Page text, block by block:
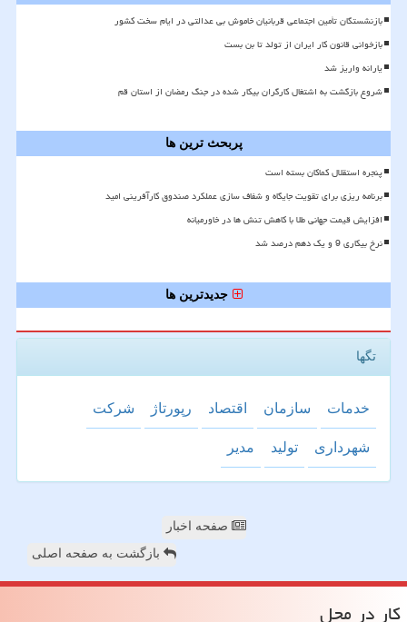
بازنشستگان تأمین اجتماعی قربانیان خاموش بی عدالتی در ایام سخت کشور
بازخوانی قانون کار ایران از تولد تا بن بست
یارانه واریز شد
شروع بازگشت به اشتغال کارگران بیکار شده در جنگ رمضان از استان قم
پربحث ترین ها
پنجره استقلال کماکان بسته است
برنامه ریزی برای تقویت جایگاه و شفاف سازی عملکرد صندوق کارآفرینی امید
افزایش قیمت جهانی طلا با کاهش تنش ها در خاورمیانه
نرخ بیکاری 9 و یک دهم درصد شد
جدیدترین ها
تگها
خدمات سازمان اقتصاد رپورتاژ شركت
شهرداری تولید مدیر
صفحه اخبار
بازگشت به صفحه اصلی
كار در محل